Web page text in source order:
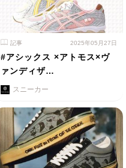
記事 2025年05月27日
#アシックス ×アトモス×ヴ
ァンディザ…
スニーカー